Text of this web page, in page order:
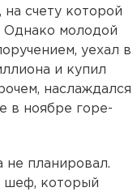
счету которой
Однако молодой
уехал в
и купил
наслаждался
в ноябре горе-
не планировал.
шеф, который